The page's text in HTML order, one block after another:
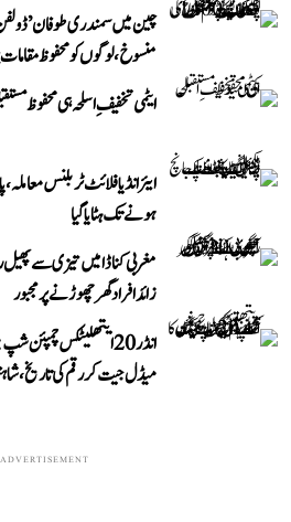
منسوخ، لوگوں کو محفوظ مقامات
ایٹمی تخفیفِ اسلحہ ہی محفوظ
ایئر انڈیا فلائٹ ٹربلنس
ہونے تک ہٹایا گیا
زائد افراد گھر چھوڑنے پر مجبور
انڈر 20 ایتھلیٹکس
میڈل جیت کر رقم کی تاریخ،
ADVERTISEMENT